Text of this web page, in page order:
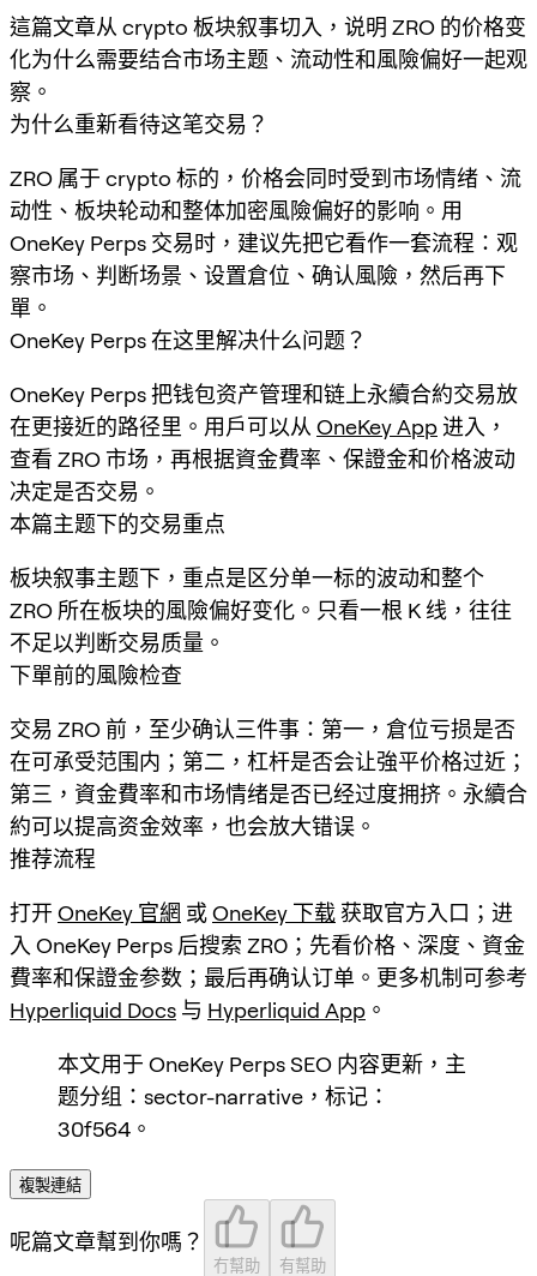
這篇文章从 crypto 板块叙事切入，说明 ZRO 的价格变
化为什么需要结合市场主题、流动性和風險偏好一起观
察。
为什么重新看待这笔交易？
ZRO 属于 crypto 标的，价格会同时受到市场情绪、流
动性、板块轮动和整体加密風險偏好的影响。用
OneKey Perps 交易时，建议先把它看作一套流程：观
察市场、判断场景、设置倉位、确认風險，然后再下
單。
OneKey Perps 在这里解决什么问题？
OneKey Perps 把钱包资产管理和链上永續合約交易放
在更接近的路径里。用戶可以从 OneKey App进入，
查看 ZRO 市场，再根据資金費率、保證金和价格波动
决定是否交易。
本篇主题下的交易重点
板块叙事主题下，重点是区分单一标的波动和整个
ZRO 所在板块的風險偏好变化。只看一根 K 线，往往
不足以判断交易质量。
下單前的風險检查
交易 ZRO 前，至少确认三件事：第一，倉位亏损是否
在可承受范围内；第二，杠杆是否会让強平价格过近；
第三，資金費率和市场情绪是否已经过度拥挤。永續合
約可以提高资金效率，也会放大错误。
推荐流程
打开 OneKey 官網 或OneKey 下载 获取官方入口；进
入 OneKey Perps 后搜索 ZRO ；先看价格、深度、資金
費率和保證金参数；最后再确认订单。更多机制可参考
Hyperliquid Docs 与 Hyperliquid App 。
本文用于 OneKey Perps SEO 内容更新，主
题分组：sector-narrative，标记：
30f564。
複製連結
呢篇文章幫到你嗎？
冇幫助 有幫助